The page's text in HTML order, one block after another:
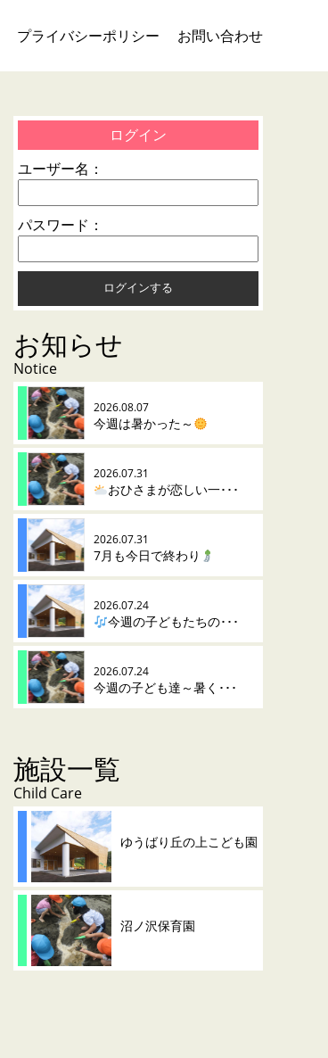
プライバシーポリシー お問い合わせ
ログイン
ユーザー名：
パスワード：
お知らせ
Notice
2026.08.07
今週は暑かった～
2026.07.31
おひさまが恋しい一･･･
2026.07.31
7月も今日で終わり
2026.07.24
今週の子どもたちの･･･
2026.07.24
今週の子ども達～暑く･･･
施設一覧
Child Care
ゆうばり丘の上こども園
沼ノ沢保育園